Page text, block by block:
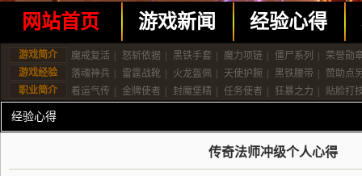
网站首页 游戏新闻 经验心得
游戏简介 魔戒复活 怒斩依据 黑铁手套 魔力项链 僵尸系列
荣誉勋
游戏经验
落魂神兵 雷霆战靴 火龙盔佩 天使护腕 黑铁腰带
赞助点
职业简介
看运气传 金牌使者 封魔堡精 任务使者 狂暴之力 贴脸打
经验心得
传奇法师冲级个人心得